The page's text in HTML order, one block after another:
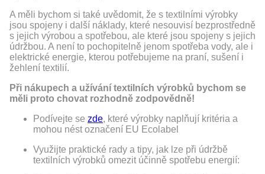
A měli bychom si také uvědomit, že s textilními výrobky
jsou spojeny i další náklady, které nesouvisí bezprostředně
s jejich výrobou a spotřebou, ale které jsou spojeny s jejich
údržbou. A není to pochopitelně jenom spotřeba vody, ale i
elektrické energie, kterou potřebujeme na praní, sušení i
žehlení textilií.
Při nákupech a užívání textilních výrobků bychom se
měli proto chovat rozhodně zodpovědně!
Podívejte se zde, které výrobky naplňují kritéria a
mohou nést označení EU Ecolabel
Využijte praktické rady a tipy, jak lze při údržbě
textilních výrobků omezit účinně spotřebu energií: